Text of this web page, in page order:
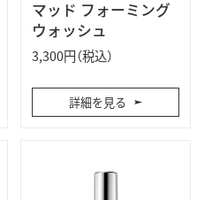
マッド フォーミング
ウォッシュ
3,300円（税込）
詳細を見る